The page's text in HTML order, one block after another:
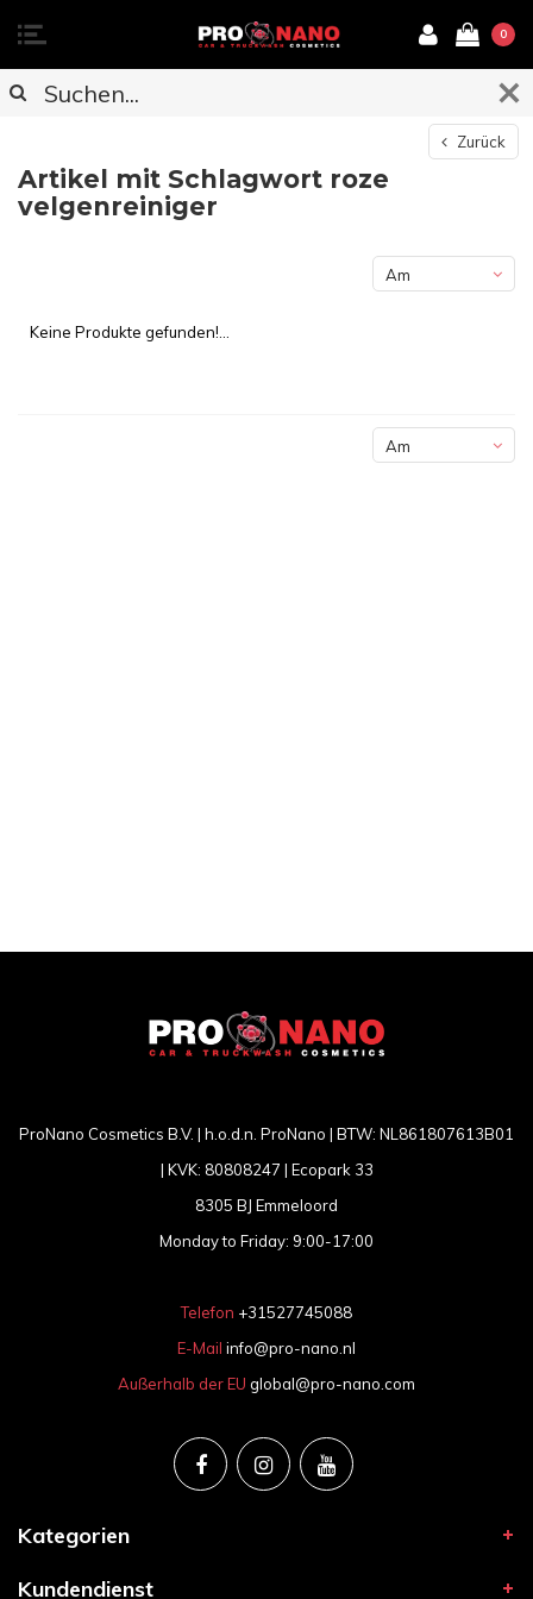
0
Zurück
Artikel mit Schlagwort roze
velgenreiniger
Am
Keine Produkte gefunden!...
Am
ProNano Cosmetics B.V. | h.o.d.n. ProNano | BTW: NL861807613B01
| KVK: 80808247 | Ecopark 33
8305 BJ Emmeloord
Monday to Friday: 9:00-17:00
Telefon +31527745088
E-Mail info@pro-nano.nl
Außerhalb der EU global@pro-nano.com
Kategorien
Kundendienst